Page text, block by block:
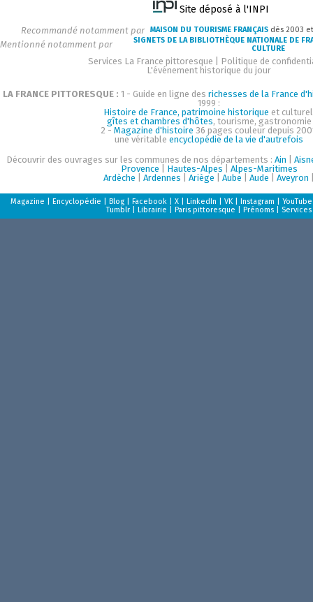
Site déposé à l'INPI
Recommandé notamment par MAISON DU TOURISME FRANÇAIS dès 2003
Mentionné notamment par
SIGNETS DE LA BIBLIOTHÈQUE NATIONALE DE
CULTURE
Services La France pittoresque
Politique de
L'événement historique du jour
LA FRANCE PITTORESQUE : 1 - Guide en ligne des richesses de la France
1999 :
Histoire de France, patrimoine historique et
gîtes et chambres d'hôtes, tourisme, gastronomie
2 - Magazine d'histoire 36 pages couleur depuis
une véritableencyclopédie de la vie d'autrefois
Découvrir des ouvrages sur les communes de nos départements :Ain |
Provence
Hautes-Alpes
Alpes-Maritimes
Ardèche |Ardennes |Ariège |Aube |Aude |Aveyron
Magazine |Encyclopédie |Blog |Facebook |X |LinkedIn |VK |Instagram |YouTube
Tumblr |Librairie |Paris pittoresque |Prénoms Services